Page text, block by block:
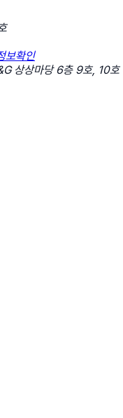
보확인
상상마당 6층 9호, 10호